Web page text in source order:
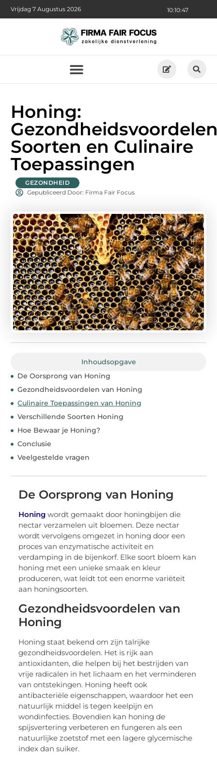
10:10:48
Vrijdag 7 Augustus 2026
Honing:
Soorten en Culinaire
Toepassingen
GEZONDHEID
Gepubliceerd Door: Firma Fair Focus
Inhoudsopgave
De Oorsprong van Honing
Gezondheidsvoordelen van Honing
Culinaire Toepassingen van Honing
Verschillende Soorten Honing
Hoe Bewaar je Honing?
Conclusie
Veelgestelde vragen
De Oorsprong van Honing
Honing wordt gemaakt door honingbijen die
nectar verzamelen uit bloemen. Deze nectar
wordt vervolgens omgezet in honing door een
proces van enzymatische activiteit en
verdamping in de bijenkorf. Elke soort bloem kan
honing met een unieke smaak en kleur
produceren, wat leidt tot een enorme variëteit
aan honingsoorten.
Gezondheidsvoordelen van
Honing
Honing staat bekend om zijn talrijke
gezondheidsvoordelen. Het is rijk aan
antioxidanten, die helpen bij het bestrijden van
vrije radicalen in het lichaam en het verminderen
van ontstekingen. Honing heeft ook
antibacteriële eigenschappen, waardoor het een
natuurlijk middel is tegen keelpijn en
wondinfecties. Bovendien kan honing de
spijsvertering verbeteren en fungeren als een
natuurlijke zoetstof met een lagere glycemische
index dan suiker.